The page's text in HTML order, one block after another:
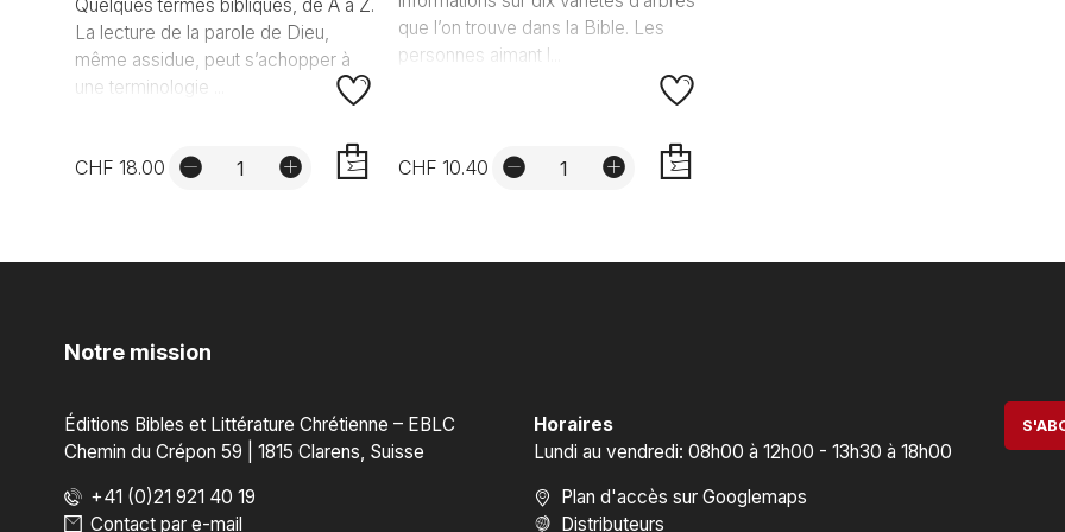
Quelques termes bibliques, de A à Z.
La lecture de la parole de Dieu,
même assidue, peut s’achopper à
une terminologie ...
CHF 18.00
que l’on trouve dans la Bible. Les
personnes aimant l...
CHF 10.40
Notre mission
Éditions Bibles et Littérature Chrétienne – EBLC
Chemin du Crépon 59 | 1815 Clarens, Suisse
+41 (0)21 921 40 19
Contact par e-mail
Horaires
Lundi au vendredi: 08h00 à 12h00 - 13h30 à 18h00
Plan d'accès sur Googlemaps
Distributeurs